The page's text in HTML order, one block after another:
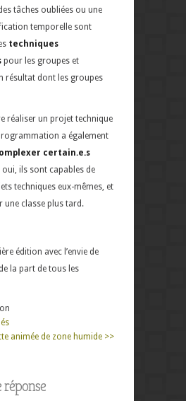
tâches oubliées ou une
temporelle sont
techniques
pour les groupes et
résultat dont les groupes
réaliser un projet technique
a également
certain.e.s
oui, ils sont capables de
techniques eux-mêmes, et
une classe plus tard.
édition avec l’envie de
la part de tous les
animée de zone humide >>
réponse